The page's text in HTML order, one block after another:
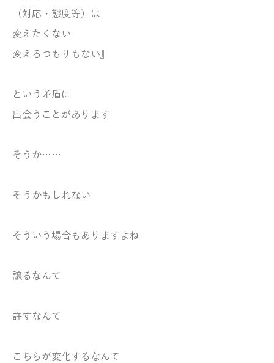
（対応・態度等）は
変えたくない
変えるつもりもない』
という矛盾に
出会うことがあります
そうか……
そうかもしれない
そういう場合もありますよね
譲るなんて
許すなんて
こちらが変化するなんて